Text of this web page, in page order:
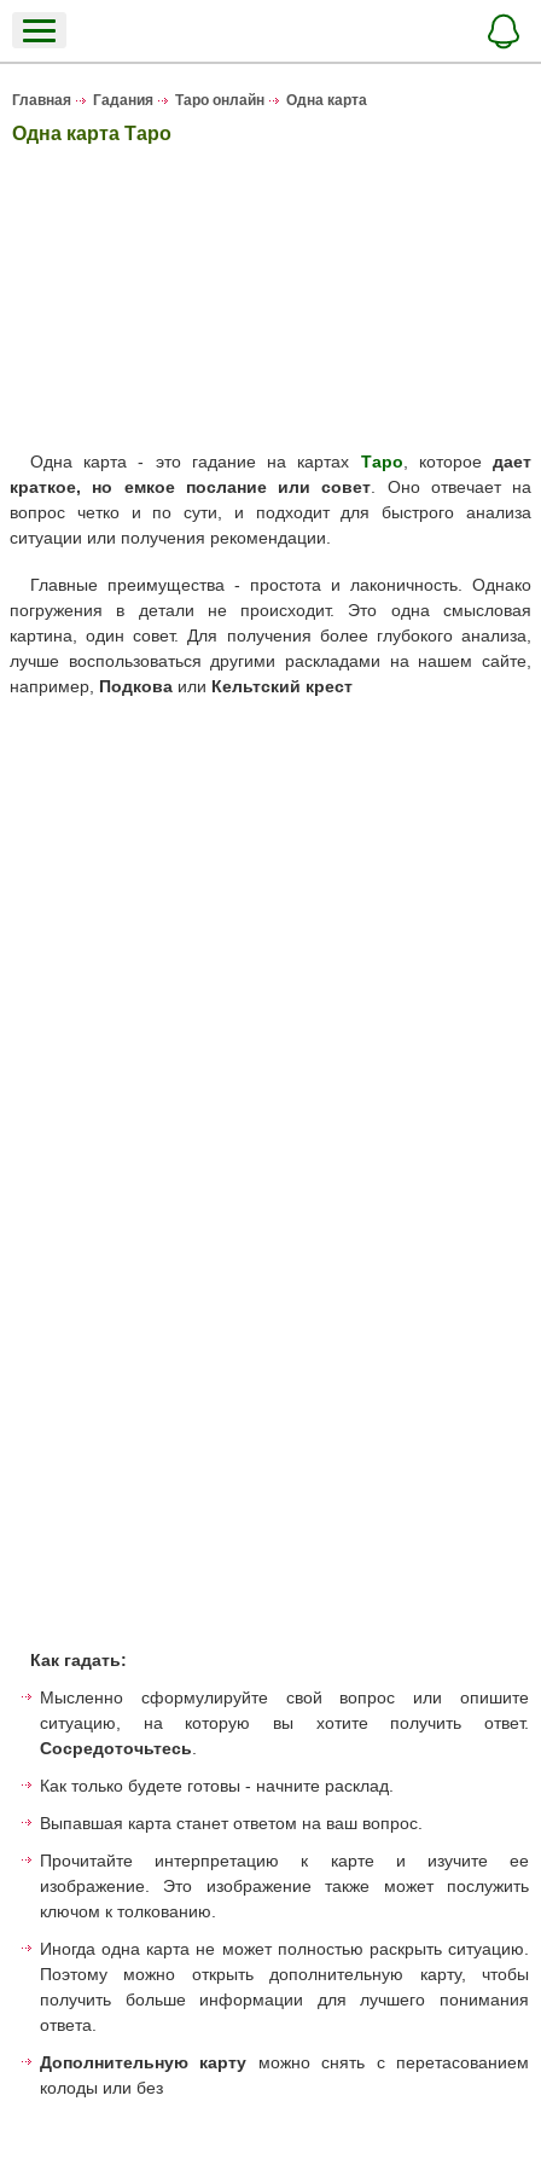
Главная Гадания Таро онлайн Одна карта
Одна карта Таро
Одна карта - это гадание на картах Таро , котороедает
краткое, но емкое послание или совет . Оно отвечает на
вопрос четко и по сути, и подходит для быстрого анализа
ситуации или получения рекомендации.
Главные преимущества - простота и лаконичность. Однако
погружения в детали не происходит. Это одна смысловая
картина, один совет. Для получения более глубокого анализа,
лучше воспользоваться другими раскладами на нашем сайте,
например, Подкова или Кельтский крест
Как гадать:
Мысленно сформулируйте свой вопрос или опишите
ситуацию, на которую вы хотите получить ответ.
Сосредоточьтесь
Как только будете готовы - начните расклад.
Выпавшая карта станет ответом на ваш вопрос.
Прочитайте интерпретацию к карте и изучите ее
изображение. Это изображение также может послужить
ключом к толкованию.
Иногда одна карта не может полностью раскрыть ситуацию.
Поэтому можно открыть дополнительную карту, чтобы
получить больше информации для лучшего понимания
ответа.
Дополнительную карту можно снять с перетасованием
колоды или без